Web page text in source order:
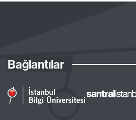
Bağlantılar